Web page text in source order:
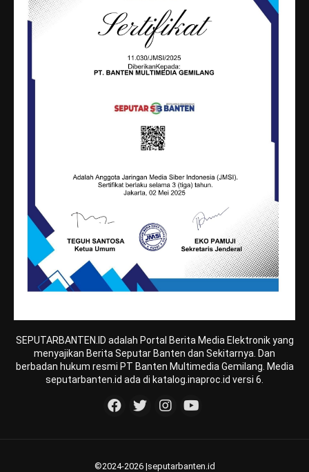
SEPUTARBANTEN.ID adalah Portal Berita Media Elektronik yang
menyajikan Berita Seputar Banten dan Sekitarnya. Dan
berbadan hukum resmi PT Banten Multimedia Gemilang. Media
seputarbanten.id ada di katalog.inaproc.id versi 6.
©2024-2026 |seputarbanten.id